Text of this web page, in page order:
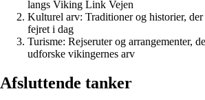
langs Viking Link Vejen
Kulturel arv: Traditioner og historier,
fejret i dag
Turisme: Rejseruter og arrangementer,
udforske vikingernes arv
Afsluttende tanker